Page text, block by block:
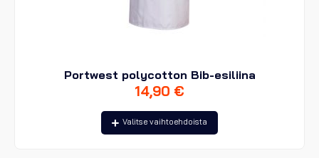
Portwest polycotton Bib-esiliina
14,90 €
Valitse vaihtoehdoista
Tällä
tuotteella